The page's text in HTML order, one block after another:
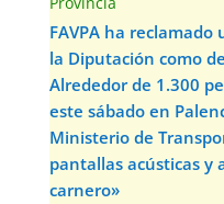
FAVPA ha
la Diputación como
Alrededor de 1.300
este sábado en
Ministerio de
pantallas acústicas y
carnero»